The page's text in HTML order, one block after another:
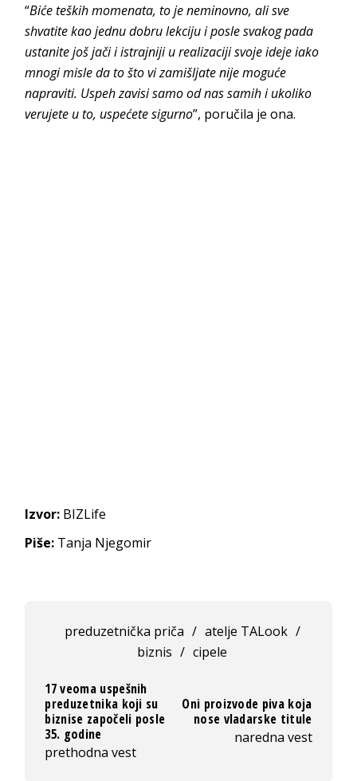
“Biće teških momenata, to je neminovno, ali sve
shvatite kao jednu dobru lekciju i posle svakog pada
ustanite još jači i istrajniji u realizaciji svoje ideje iako
mnogi misle da to što vi zamišljate nije moguće
napraviti. Uspeh zavisi samo od nas samih i ukoliko
verujete u to, uspećete sigurno”, poručila je ona.
Izvor: BIZLife
Piše: Tanja Njegomir
preduzetnička priča / atelje TALook /
biznis / cipele
17 veoma uspešnih
preduzetnika koji su
biznise započeli posle
35. godine
prethodna vest
Oni proizvode piva koja
nose vladarske titule
naredna vest